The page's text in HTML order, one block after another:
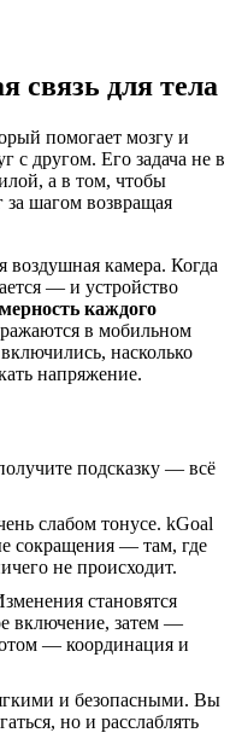
связь для тела
помогает мозгу и
с другом. Его задача не в
а в том, чтобы
за шагом возвращая
воздушная камера. Когда
— и устройство
каждого
в мобильном
насколько
напряжение.
подсказку — всё
слабом тонусе. kGoal
сокращения — там, где
не происходит.
становятся
включение, затем —
— координация и
и безопасными. Вы
но и расслаблять